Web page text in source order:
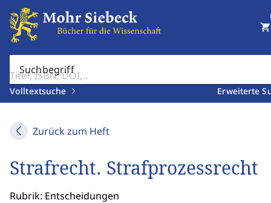
Suchbegriff
Volltextsuche Erweiterte
shopping_cart
Zurück zum Heft
Strafrecht. Strafprozessrecht
Rubrik: Entscheidungen